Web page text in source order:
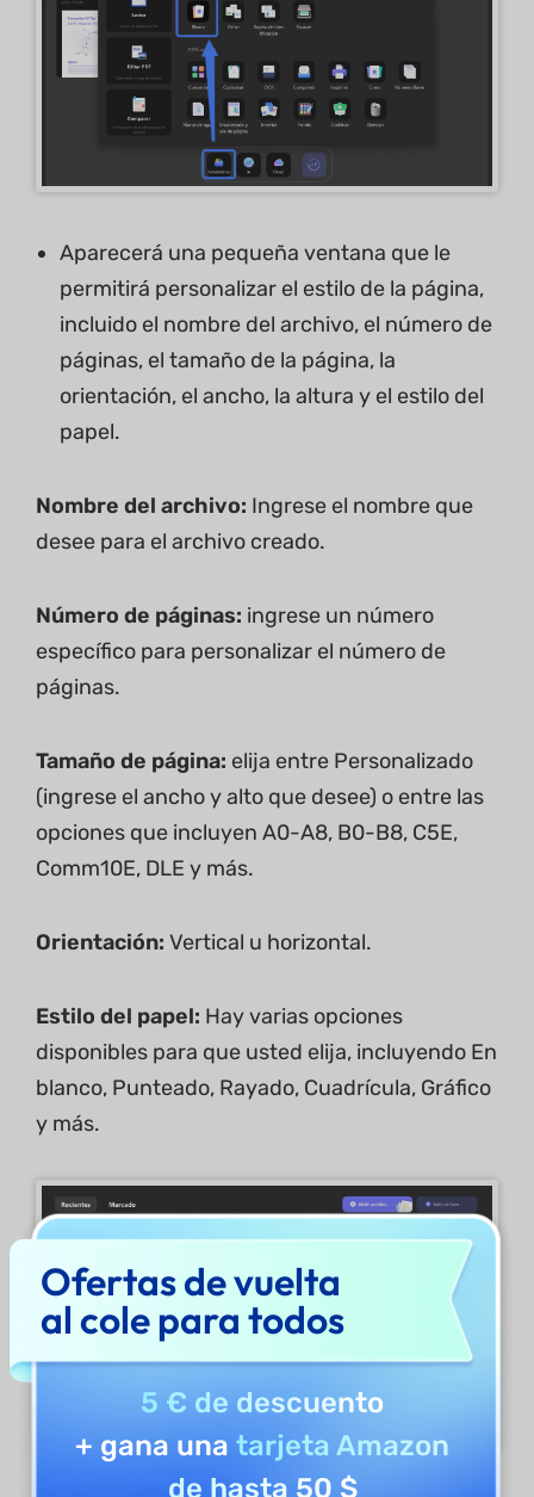
Aparecerá una pequeña ventana que le
permitirá personalizar el estilo de la página,
incluido el nombre del archivo, el número de
páginas, el tamaño de la página, la
orientación, el ancho, la altura y el estilo del
papel.
Nombre del archivo: Ingrese el nombre que
desee para el archivo creado.
Número de páginas: ingrese un número
específico para personalizar el número de
páginas.
Tamaño de página: elija entre Personalizado
(ingrese el ancho y alto que desee) o entre las
opciones que incluyen A0-A8, B0-B8, C5E,
Comm10E, DLE y más.
Orientación: Vertical u horizontal.
Estilo del papel: Hay varias opciones
disponibles para que usted elija, incluyendo En
blanco, Punteado, Rayado, Cuadrícula, Gráfico
y más.
Ofertas de vuelta
al cole para todos
5 € de descuento
+ gana unatarjeta Amazon
de hasta 50 $